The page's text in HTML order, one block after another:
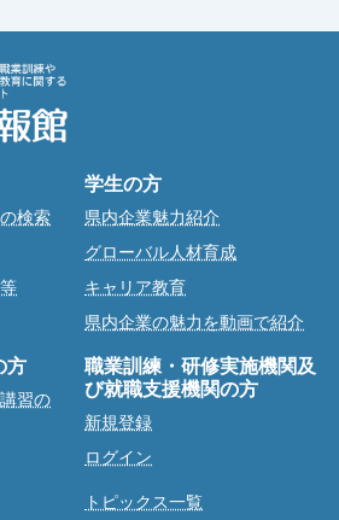
検索
学生の方
県内企業魅力紹介
グローバル人材育成
キャリア教育
県内企業の魅力を動画で紹介
方
習の
職業訓練・研修実施機関及
び就職支援機関の方
新規登録
ログイン
トピックス一覧